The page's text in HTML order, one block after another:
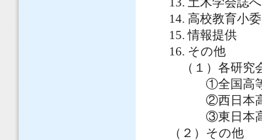
14. 高校教育小
15. 情報提供
16. その他
（１）各研究
①全国高等学
②西日本高等
③東日本高等
（２）その他